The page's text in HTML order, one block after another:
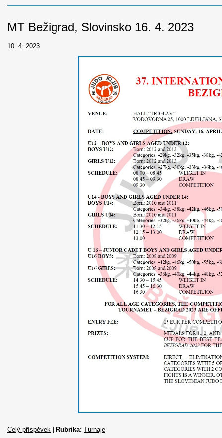
MT Bežigrad, Slovinsko 16. 4. 2023
10. 4. 2023
Celý příspěvek Rubrika: Turnaje